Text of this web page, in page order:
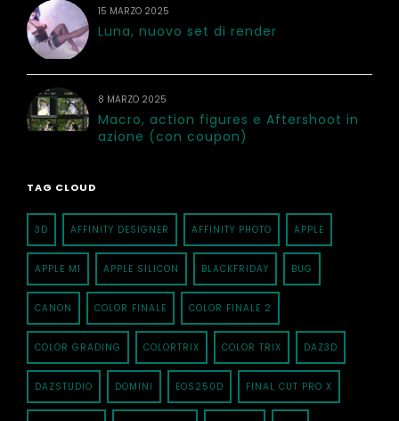
15 MARZO 2025
Luna, nuovo set di render
8 MARZO 2025
Macro, action figures e Aftershoot in
azione (con coupon)
TAG CLOUD
3D AFFINITY DESIGNER AFFINITY PHOTO APPLE
APPLE M1 APPLE SILICON BLACKFRIDAY BUG
CANON COLOR FINALE COLOR FINALE 2
COLOR GRADING COLORTRIX COLOR TRIX DAZ3D
DAZSTUDIO DOMINI EOS250D FINAL CUT PRO X